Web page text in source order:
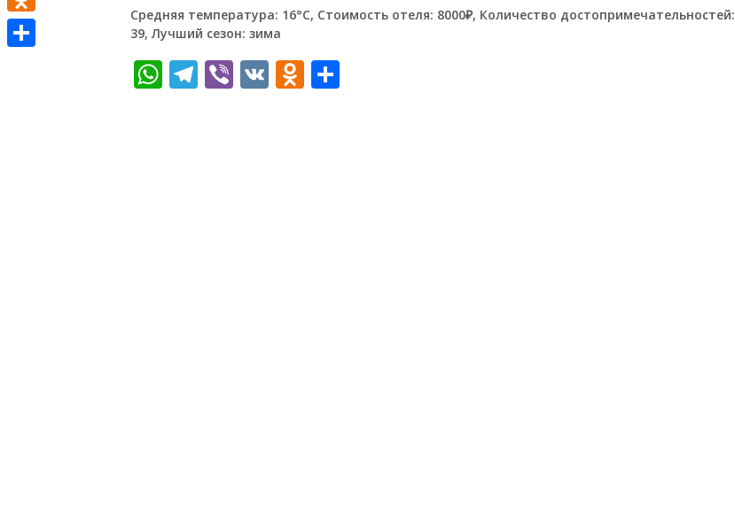
Средняя температура: 16°C, Стоимость отеля: 8000₽, Количество достопримечательностей:
39, Лучший сезон: зима
WhatsApp
Telegram
Viber
VKOdnoklassniki
Odnoklassniki